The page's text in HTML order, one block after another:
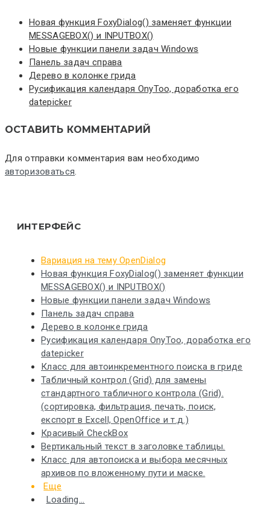
Новая функция FoxyDialog() заменяет функции
MESSAGEBOX() и INPUTBOX()
Новые функции панели задач Windows
Панель задач справа
Дерево в колонке грида
Русификация календаря OnyToo, доработка его
datepicker
ОСТАВИТЬ КОММЕНТАРИЙ
Для отправки комментария вам необходимо
авторизоваться.
ИНТЕРФЕЙС
Вариация на тему OpenDialog
Новая функция FoxyDialog() заменяет функции
MESSAGEBOX() и INPUTBOX()
Новые функции панели задач Windows
Панель задач справа
Дерево в колонке грида
Русификация календаря OnyToo, доработка его
datepicker
Класс для автоинкрементного поиска в гриде
Табличный контрол (Grid) для замены
стандартного табличного контрола (Grid).
(сортировка, фильтрация, печать, поиск,
експорт в Excell, OpenOffice и т.д.)
Красивый CheckBox
Вертикальный текст в заголовке таблицы.
Класс для автопоиска и выбора месячных
архивов по вложенному пути и маске.
Еще
Loading...